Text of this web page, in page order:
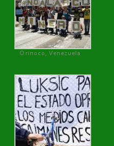
Orinoco, Venezuela